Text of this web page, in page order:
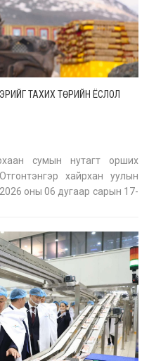
ТАХИХ ТӨРИЙН ЁСЛОЛ
сумын нутагт орших
хайрхан уулын
2026 оны 06 дугаар сарын 17-